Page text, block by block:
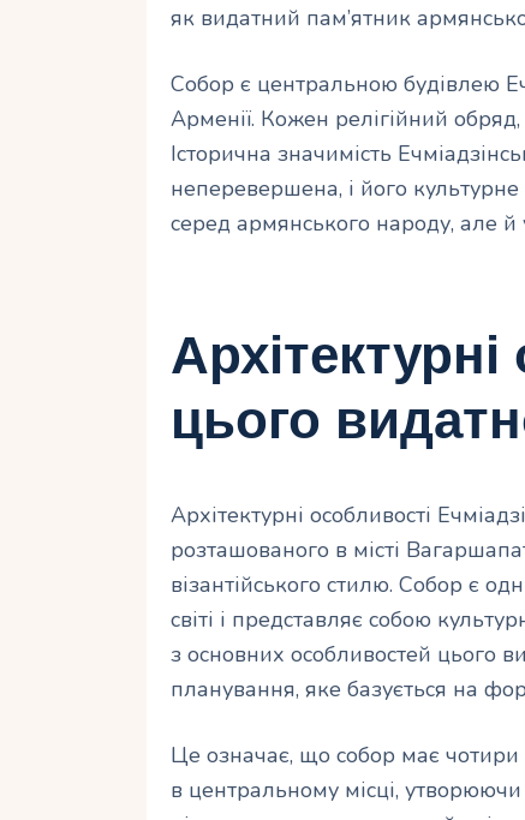
як видатний пам’ятник
Собор є центральною будівлею
Арменії. Кожен релігійний
Історична значимість
неперевершена, і його
серед армянського народу, але й
цього
Архітектурні особливості
розташованого в місті
візантійського стилю. Собор є
світі і представляє собою
з основних особливостей цього
планування, яке базується на
Це означає, що собор має чотири
в центральному місці,